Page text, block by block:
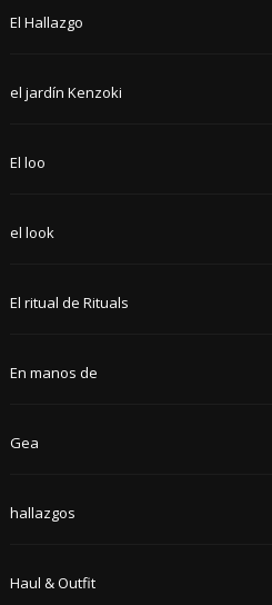
El Hallazgo
el jardín Kenzoki
El loo
el look
El ritual de Rituals
En manos de
Gea
hallazgos
Haul & Outfit